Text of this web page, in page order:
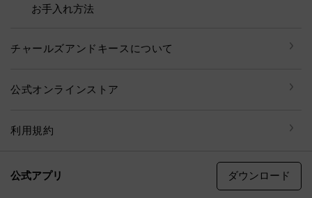
お手入れ方法
チャールズアンドキースについて
公式オンラインストア
利用規約
公式アプリ ダウンロード